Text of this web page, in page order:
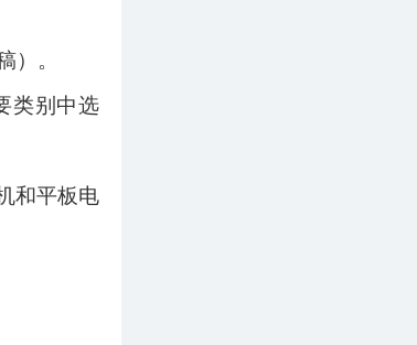
） 。
类别中选
和平板电